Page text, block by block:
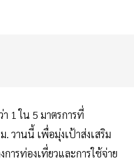
1 ใน 5 มาตรการที่
. วานนี้ เพื่อมุ่งเป้าส่งเสริม
ารท่องเที่ยวและการใช้จ่าย